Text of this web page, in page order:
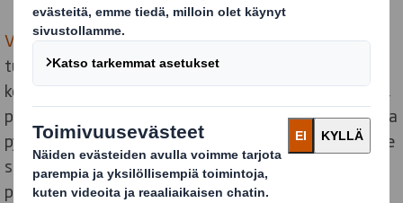
Verkkokauppapakkauksentehtävä on suojella
tuotetta matkalla, jossa se kohtaa kymmeniä
kontaktipisteitä. Ravistusta, putoamista, törmäyksiä,
puristumista ja iskuja. Mahdollisesti epärehellisyyttä ja
pyrkimystä päästä tuotteisiin oikeudetta käsiksi. Ei ole
siksi aivan sama millainen on pakkaus, johon tuote
pakataan.